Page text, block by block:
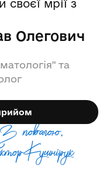
своєї мрії з
Олегович
та
З повагою,
Кушнiрук